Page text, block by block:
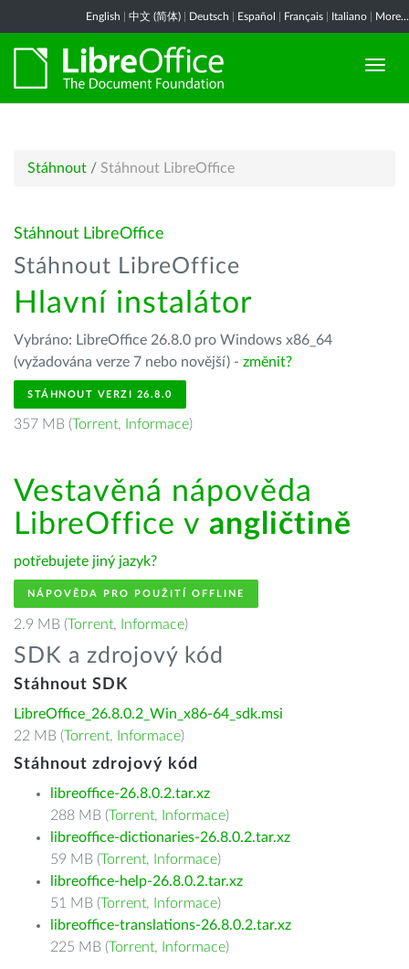
English 中文 (简体) Deutsch Español Français Italiano More...
Stáhnout / Stáhnout LibreOffice
Stáhnout LibreOffice
Stáhnout LibreOffice
Hlavní instalátor
Vybráno: LibreOffice 26.8.0 pro Windows x86_64
(vyžadována verze 7 nebo novější) - změnit?
STÁHNOUT VERZI 26.8.0
357 MB (Torrent, Informace)
Vestavěná nápověda
LibreOffice v angličtině
potřebujete jiný jazyk?
NÁPOVĚDA PRO POUŽITÍ OFFLINE
2.9 MB (Torrent, Informace)
SDK a zdrojový kód
Stáhnout SDK
LibreOffice_26.8.0.2_Win_x86-64_sdk.msi
22 MB (Torrent, Informace)
Stáhnout zdrojový kód
libreoffice-26.8.0.2.tar.xz
288 MB (Torrent, Informace)
libreoffice-dictionaries-26.8.0.2.tar.xz
59 MB (Torrent, Informace)
libreoffice-help-26.8.0.2.tar.xz
51 MB (Torrent, Informace)
libreoffice-translations-26.8.0.2.tar.xz
225 MB (Torrent, Informace)